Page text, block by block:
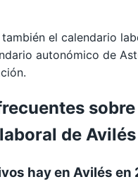
el calendario
autonómico de
sobre
de
hay en Avilés en